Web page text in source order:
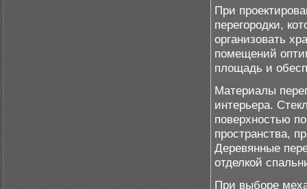
При
перегородки,
организовать
помещений
площадь и
Материалы
интерьера.
поверхностью
пространства,
Деревянные
отделкой
При выборе